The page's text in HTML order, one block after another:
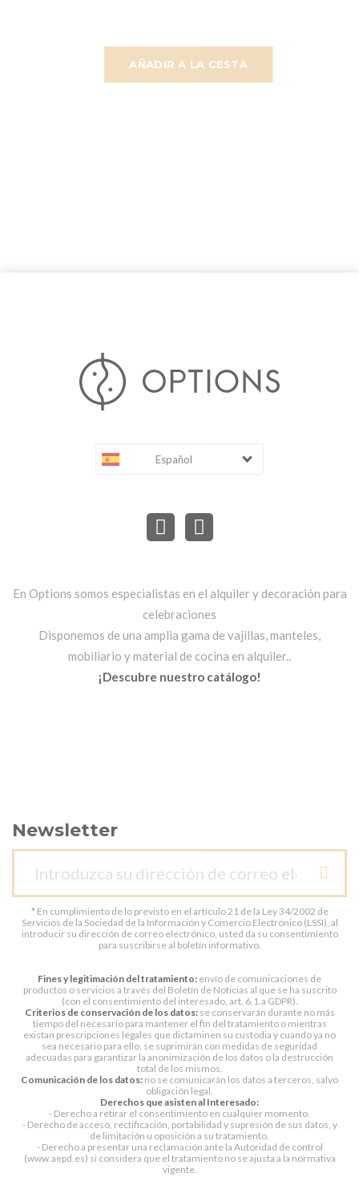
AÑADIR A LA CESTA
Español
En Options somos especialistas en el alquiler y decoración para
celebraciones
Disponemos de una amplia gama de vajillas, manteles,
mobiliario y material de cocina en alquiler..
¡Descubre nuestro catálogo!
Newsletter
* En cumplimiento de lo previsto en el artículo 21 de la Ley 34/2002 de
Servicios de la Sociedad de la Información y Comercio Electrónico (LSSI), al
introducir su dirección de correo electrónico, usted da su consentimiento
para suscribirse al boletín informativo.
Fines y legitimación del tratamiento: envío de comunicaciones de
productos o servicios a través del Boletín de Noticias al que se ha suscrito
(con el consentimiento del interesado, art. 6.1.a GDPR).
Criterios de conservación de los datos:se conservarán durante no más
tiempo del necesario para mantener el fin del tratamiento o mientras
existan prescripciones legales que dictaminen su custodia y cuando ya no
sea necesario para ello, se suprimirán con medidas de seguridad
adecuadas para garantizar la anonimización de los datos o la destrucción
total de los mismos.
Comunicación de los datos: no se comunicarán los datos a terceros, salvo
obligación legal.
Derechos que asisten al Interesado:
- Derecho a retirar el consentimiento en cualquier momento.
- Derecho de acceso, rectificación, portabilidad y supresión de sus datos, y
de limitación u oposición a su tratamiento.
- Derecho a presentar una reclamación ante la Autoridad de control
(www.aepd.es) si considera que el tratamiento no se ajusta a la normativa
vigente.